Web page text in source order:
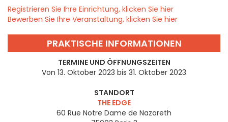
Registrieren Sie Ihre Einrichtung, klicken Sie hier
Bewerben Sie Ihre Veranstaltung, klicken Sie hier
PRAKTISCHE INFORMATIONEN
TERMINE UND ÖFFNUNGSZEITEN
Von 13. Oktober 2023 bis 31. Oktober 2023
STANDORT
THE EDGE
60 Rue Notre Dame de Nazareth